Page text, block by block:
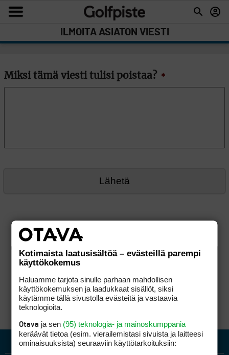
ILMOITA ASIATON VIESTI
Miksi tämä viesti tulisi poistaa? *
Kotimaista laatusisältöä – evästeillä parempi
käyttökokemus
Haluamme tarjota sinulle parhaan mahdollisen
käyttökokemuksen ja laadukkaat sisällöt, siksi
käytämme tällä sivustolla evästeitä ja vastaavia
teknologioita.
Otava ja sen (95) teknologia- ja mainoskumppania
keräävät tietoa (esim. vierailemis­tasi sivuista ja laitteesi
ominaisuuk­sista) seuraaviin käyttötarkoituksiin: